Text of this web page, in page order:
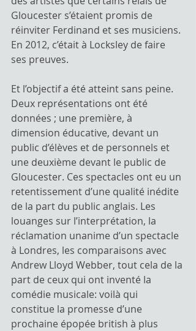
Gloucester s’étaient promis de
réinviter Ferdinand et ses musiciens.
En 2012, c’était à Locksley de faire
ses preuves.
Et l’objectif a été atteint sans peine.
Deux représentations ont été
données ; une première, à
dimension éducative, devant un
public d’élèves et de personnels et
une deuxième devant le public de
Gloucester. Ces spectacles ont eu un
retentissement d’une qualité inédite
de la part du public anglais. Les
louanges sur l’interprétation, la
réclamation unanime d’un spectacle
à Londres, les comparaisons avec
Andrew Lloyd Webber, tout cela de la
part de ceux qui ont inventé la
comédie musicale: voilà qui
constitue la promesse d’une
prochaine épopée british à plus